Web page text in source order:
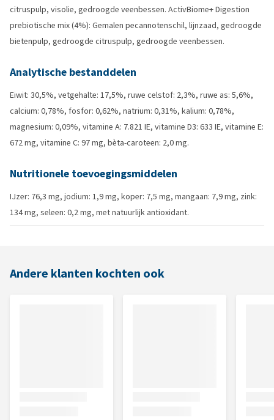
citruspulp, visolie, gedroogde veenbessen. ActivBiome+ Digestion
prebiotische mix (4%): Gemalen pecannotenschil, lijnzaad, gedroogde
bietenpulp, gedroogde citruspulp, gedroogde veenbessen.
Analytische bestanddelen
Eiwit: 30,5%, vetgehalte: 17,5%, ruwe celstof: 2,3%, ruwe as: 5,6%,
calcium: 0,78%, fosfor: 0,62%, natrium: 0,31%, kalium: 0,78%,
magnesium: 0,09%, vitamine A: 7.821 IE, vitamine D3: 633 IE, vitamine E:
672 mg, vitamine C: 97 mg, bèta-caroteen: 2,0 mg.
Nutritionele toevoegingsmiddelen
IJzer: 76,3 mg, jodium: 1,9 mg, koper: 7,5 mg, mangaan: 7,9 mg, zink:
134 mg, seleen: 0,2 mg, met natuurlijk antioxidant.
Andere klanten kochten ook